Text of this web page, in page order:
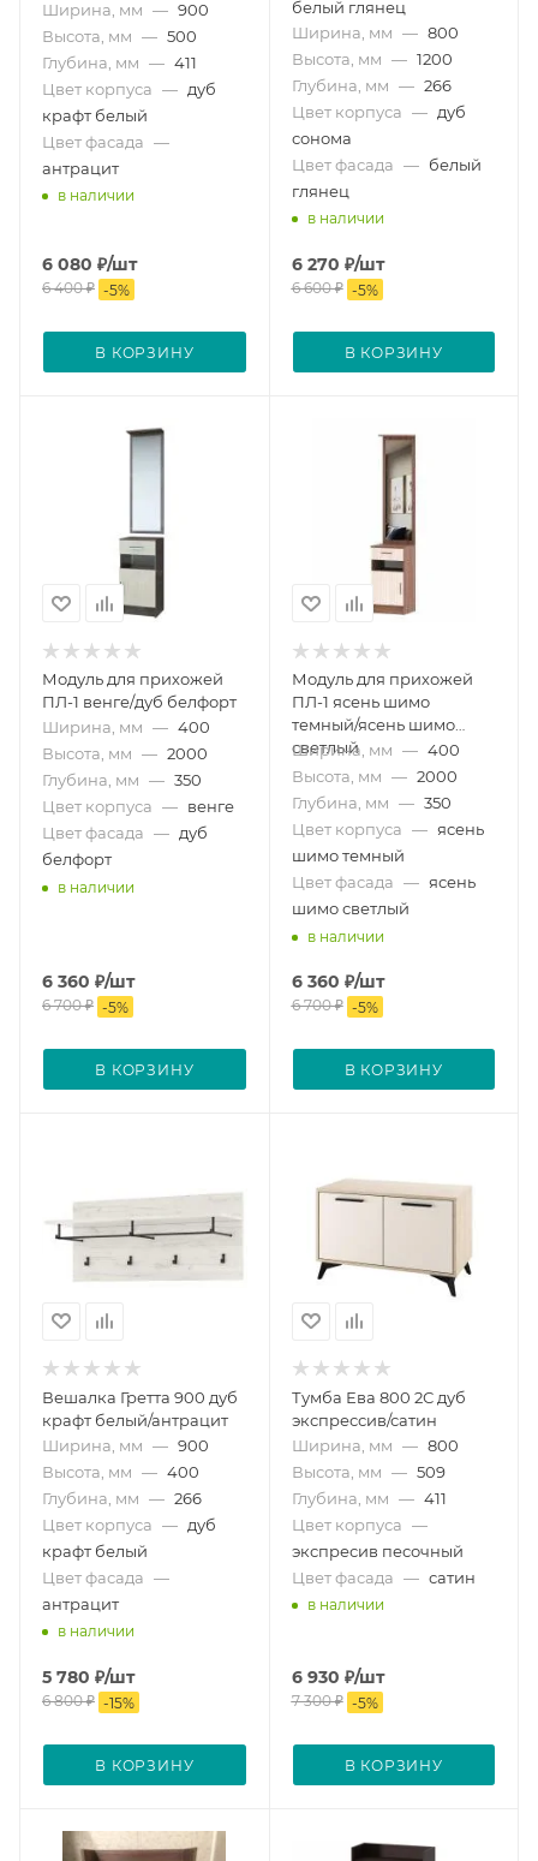
Ширина, мм — 900
Высота, мм — 500
Глубина, мм — 411
Цвет корпуса — дуб
крафт белый
Цвет фасада —
антрацит
в наличии
6 080 ₽/шт
6 400₽ -5%
В КОРЗИНУ
белый глянец
Ширина, мм — 800
Высота, мм — 1200
Глубина, мм — 266
Цвет корпуса — дуб
сонома
Цвет фасада — белый
глянец
в наличии
6 270 ₽/шт
6 600₽ -5%
В КОРЗИНУ
Модуль для прихожей
ПЛ-1 венге/дуб белфорт
Ширина, мм — 400
Высота, мм — 2000
Глубина, мм — 350
Цвет корпуса — венге
Цвет фасада — дуб
белфорт
в наличии
6 360 ₽/шт
6 700₽ -5%
В КОРЗИНУ
Модуль для прихожей
ПЛ-1 ясень шимо
темный/ясень шимо
светлый
Ширина, мм — 400
Высота, мм — 2000
Глубина, мм — 350
Цвет корпуса — ясень
шимо темный
Цвет фасада — ясень
шимо светлый
в наличии
6 360 ₽/шт
6 700₽ -5%
В КОРЗИНУ
Вешалка Гретта 900 дуб
крафт белый/антрацит
Ширина, мм — 900
Высота, мм — 400
Глубина, мм — 266
Цвет корпуса — дуб
крафт белый
Цвет фасада —
антрацит
в наличии
5 780 ₽/шт
6 800₽ -15%
В КОРЗИНУ
Тумба Ева 800 2С дуб
экспрессив/сатин
Ширина, мм — 800
Высота, мм — 509
Глубина, мм — 411
Цвет корпуса —
экспресив песочный
Цвет фасада — сатин
в наличии
6 930 ₽/шт
7 300₽ -5%
В КОРЗИНУ